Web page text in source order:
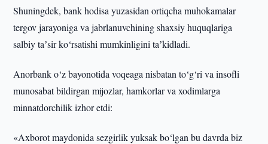
Shuningdek, bank hodisa yuzasidan ortiqcha muhokamalar
tergov jarayoniga va jabrlanuvchining shaxsiy huquqlariga
salbiy taʼsir ko‘rsatishi mumkinligini taʼkidladi.
Anorbank o‘z bayonotida voqeaga nisbatan to‘g‘ri va insofli
munosabat bildirgan mijozlar, hamkorlar va xodimlarga
minnatdorchilik izhor etdi:
«Axborot maydonida sezgirlik yuksak bo‘lgan bu davrda biz